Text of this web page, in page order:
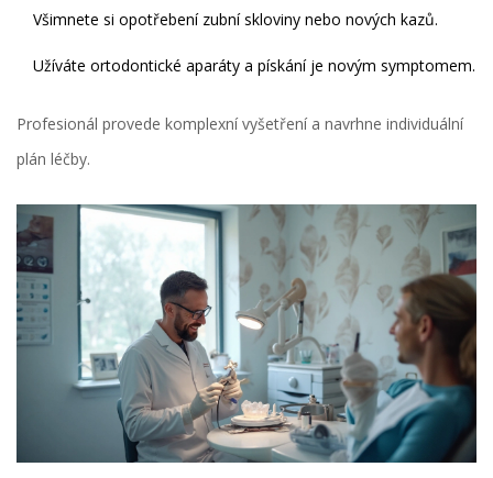
Všimnete si opotřebení zubní skloviny nebo nových kazů.
Užíváte ortodontické aparáty a pískání je novým symptomem.
Profesionál provede komplexní vyšetření a navrhne individuální
plán léčby.